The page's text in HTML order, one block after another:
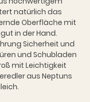
natürlich das
Oberfläche mit
in der Hand.
Sicherheit und
und Schubladen
mit Leichtigkeit
aus Neptuns